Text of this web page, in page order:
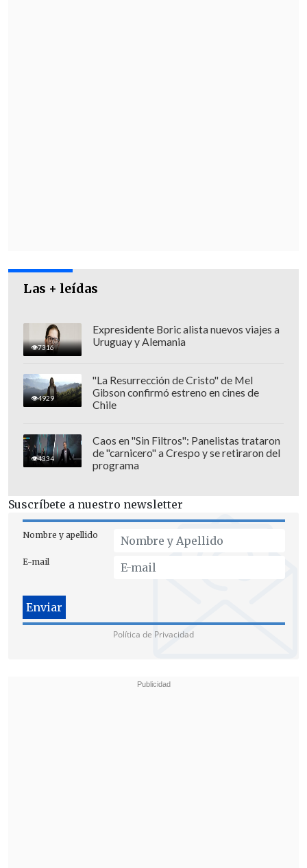
Las + leídas
7316
Expresidente Boric alista nuevos viajes a
Uruguay y Alemania
4929
"La Resurrección de Cristo" de Mel
Gibson confirmó estreno en cines de
Chile
4334
Caos en "Sin Filtros": Panelistas trataron
de "carnicero" a Crespo y se retiraron del
programa
Suscríbete a nuestro newsletter
Nombre y apellido
E-mail
Política de Privacidad